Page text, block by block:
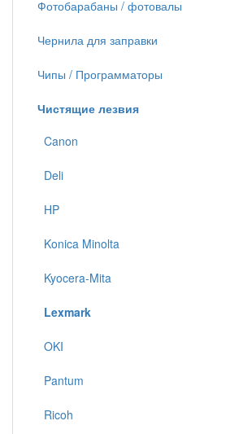
Фотобарабаны / фотовалы
Чернила для заправки
Чипы / Программаторы
Чистящие лезвия
Canon
Deli
HP
Konica Minolta
Kyocera-Mita
Lexmark
OKI
Pantum
Ricoh